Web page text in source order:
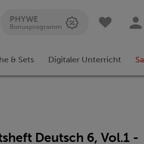
PHYWE
Bonusprogramm
& Sets Digitaler Unterricht
Deutsch 6, Vol.1 -